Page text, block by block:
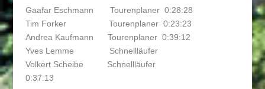
Gaafar Eschmann Tourenplaner 0:28:28
Tim Forker Tourenplaner 0:23:23
Andrea Kaufmann Tourenplaner 0:39:12
Yves Lemme Schnellläufer
Volkert Scheibe Schnellläufer
0:37:13